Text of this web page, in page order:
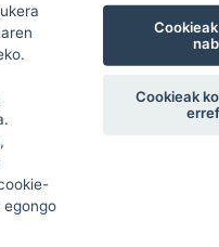
egongo
Cookieak